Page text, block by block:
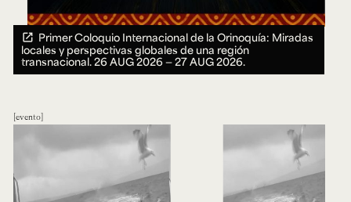
Primer Coloquio Internacional de la Orinoquía: Miradas
locales y perspectivas globales de una región
transnacional.26 AUG 2026 ― 27 AUG 2026.
evento